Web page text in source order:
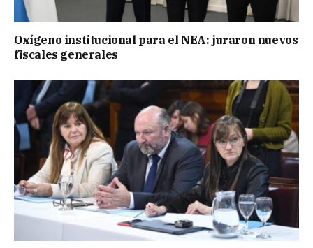
Oxígeno institucional para el NEA: juraron nuevos
fiscales generales